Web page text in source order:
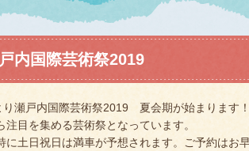
内国際芸術祭2019
り瀬戸内国際芸術祭2019 夏会期が始まります！
注目を集める芸術祭となっています。
に土日祝日は満車が予想されます。ご予約はお